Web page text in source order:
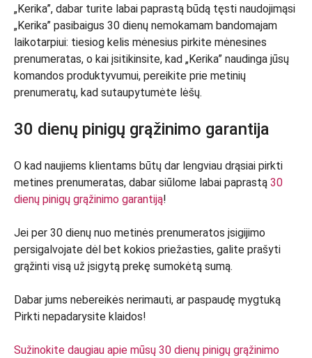
„Kerika”, dabar turite labai paprastą būdą tęsti naudojimąsi
„Kerika” pasibaigus 30 dienų nemokamam bandomajam
laikotarpiui: tiesiog kelis mėnesius pirkite mėnesines
prenumeratas, o kai įsitikinsite, kad „Kerika” naudinga jūsų
komandos produktyvumui, pereikite prie metinių
prenumeratų, kad sutaupytumėte lėšų.
30 dienų pinigų grąžinimo garantija
O kad naujiems klientams būtų dar lengviau drąsiai pirkti
metines prenumeratas, dabar siūlome labai paprastą 30
dienų pinigų grąžinimo garantiją!
Jei per 30 dienų nuo metinės prenumeratos įsigijimo
persigalvojate dėl bet kokios priežasties, galite prašyti
grąžinti visą už įsigytą prekę sumokėtą sumą.
Dabar jums nebereikės nerimauti, ar paspaudę mygtuką
Pirkti nepadarysite klaidos!
Sužinokite daugiau apie mūsų 30 dienų pinigų grąžinimo